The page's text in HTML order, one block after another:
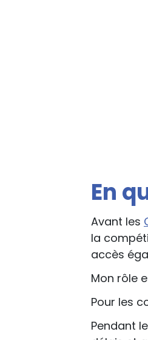
En
Avant les
la
accès
Mon rôle
Pour les
Pendant